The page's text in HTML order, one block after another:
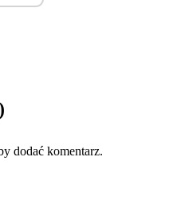
dodać komentarz.